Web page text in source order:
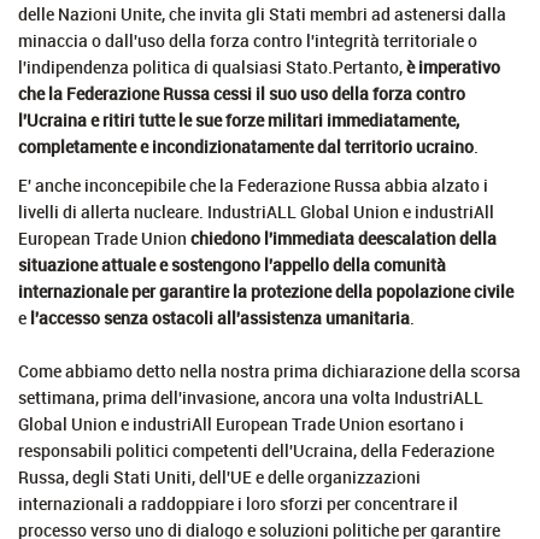
delle Nazioni Unite, che invita gli Stati membri ad astenersi dalla
minaccia o dall'uso della forza contro l'integrità territoriale o
l'indipendenza politica di qualsiasi Stato.Pertanto,è imperativo
che la Federazione Russa cessi il suo uso della forza contro
l'Ucraina e ritiri tutte le sue forze militari immediatamente,
completamente e incondizionatamente dal territorio ucraino
E' anche inconcepibile che la Federazione Russa abbia alzato i
livelli di allerta nucleare. IndustriALL Global Union e industriAll
European Trade Union chiedono l'immediata deescalation della
situazione attuale e sostengono l'appello della comunità
internazionale per garantire la protezione della popolazione civile
e l'accesso senza ostacoli all'assistenza umanitaria
Come abbiamo detto nella nostra prima dichiarazione della scorsa
settimana, prima dell'invasione, ancora una volta IndustriALL
Global Union e industriAll European Trade Union esortano i
responsabili politici competenti dell'Ucraina, della Federazione
Russa, degli Stati Uniti, dell'UE e delle organizzazioni
internazionali a raddoppiare i loro sforzi per concentrare il
processo verso uno di dialogo e soluzioni politiche per garantire